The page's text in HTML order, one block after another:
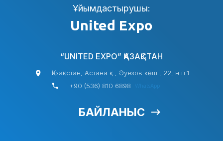
Ұйымдастырушы:
United Expo
“UNITED EXPO” ҚАЗАҚСТАН
Қазақстан, Астана қ., Әуезов көш., 22, н.п.1
+90 (536) 810 6898
WhatsApp
БАЙЛАНЫС